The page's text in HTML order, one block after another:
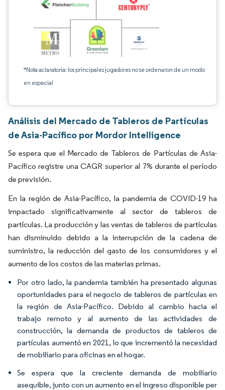
*Nota aclaratoria: los principales jugadores no se ordenaron de un modo
en especial
Análisis del Mercado de Tableros de Partículas
de Asia-Pacífico por Mordor Intelligence
Se espera que el Mercado de Tableros de Partículas de Asia-
Pacífico registre una CAGR superior al 7% durante el período
de previsión.
En la región de Asia-Pacífico, la pandemia de COVID-19 ha
impactado significativamente al sector de tableros de
partículas. La producción y las ventas de tableros de partículas
han disminuido debido a la interrupción de la cadena de
suministro, la reducción del gasto de los consumidores y el
aumento de los costos de las materias primas.
Por otro lado, la pandemia también ha presentado algunas
oportunidades para el negocio de tableros de partículas en
la región de Asia-Pacífico. Debido al cambio hacia el
trabajo remoto y al aumento de las actividades de
construcción, la demanda de productos de tableros de
partículas aumentó en 2021, lo que incrementó la necesidad
de mobiliario para oficinas en el hogar.
Se espera que la creciente demanda de mobiliario
asequible, junto con un aumento en el ingreso disponible per